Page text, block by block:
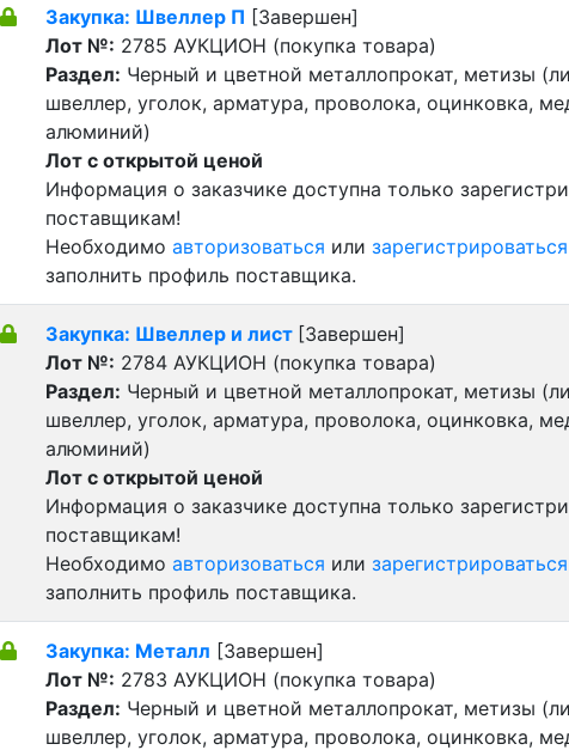
Закупка: Швеллер П [Завершен]
Лот №: 2785 АУКЦИОН (покупка товара)
Раздел: Черный и цветной металлопрокат, метизы
швеллер, уголок, арматура, проволока, оцинковка,
алюминий)
Лот с открытой ценой
Информация о заказчике доступна только
поставщикам!
Необходимо авторизоваться или зарегистрироваться
заполнить профиль поставщика.
Закупка: Швеллер и лист [Завершен]
Лот №: 2784 АУКЦИОН (покупка товара)
Раздел: Черный и цветной металлопрокат, метизы
швеллер, уголок, арматура, проволока, оцинковка,
алюминий)
Лот с открытой ценой
Информация о заказчике доступна только
поставщикам!
Необходимо авторизоваться или зарегистрироваться
заполнить профиль поставщика.
Закупка: Металл [Завершен]
Лот №: 2783 АУКЦИОН (покупка товара)
Раздел: Черный и цветной металлопрокат, метизы
швеллер, уголок, арматура, проволока, оцинковка,